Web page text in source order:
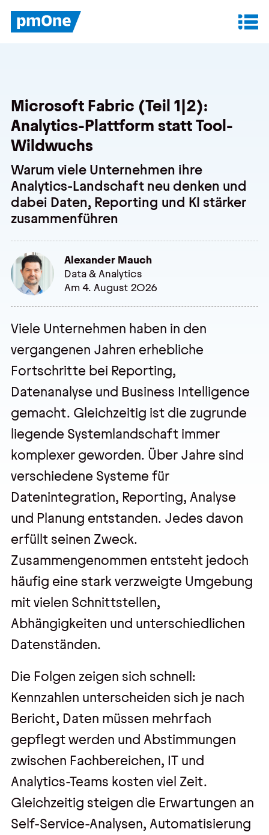
Microsoft Fabric (Teil 1|2):
Analytics-Plattform statt Tool-
Wildwuchs
Warum viele Unternehmen ihre
Analytics-Landschaft neu denken und
dabei Daten, Reporting und KI stärker
zusammenführen
Alexander Mauch
Data & Analytics
Am 4. August 2026
Viele Unternehmen haben in den
vergangenen Jahren erhebliche
Fortschritte bei Reporting,
Datenanalyse und Business Intelligence
gemacht. Gleichzeitig ist die zugrunde
liegende Systemlandschaft immer
komplexer geworden. Über Jahre sind
verschiedene Systeme für
Datenintegration, Reporting, Analyse
und Planung entstanden. Jedes davon
erfüllt seinen Zweck.
Zusammengenommen entsteht jedoch
häufig eine stark verzweigte Umgebung
mit vielen Schnittstellen,
Abhängigkeiten und unterschiedlichen
Datenständen.
Die Folgen zeigen sich schnell:
Kennzahlen unterscheiden sich je nach
Bericht, Daten müssen mehrfach
gepflegt werden und Abstimmungen
zwischen Fachbereichen, IT und
Analytics-Teams kosten viel Zeit.
Gleichzeitig steigen die Erwartungen an
Self-Service-Analysen, Automatisierung
Datenanalyse & Reporting
Finanzplanung & Controlling
IT-Betrieb & Support
Insights
Anwenderberichte
Whitepaper
Blog
Trainings
Webseminare
Events
Über uns
Wir sind pmOne
Partner & Technologie
Jobs & Karriere
Kontakt
Kontakt, Impressum
Datenschutz
AGBs
Hinweisgebersystem